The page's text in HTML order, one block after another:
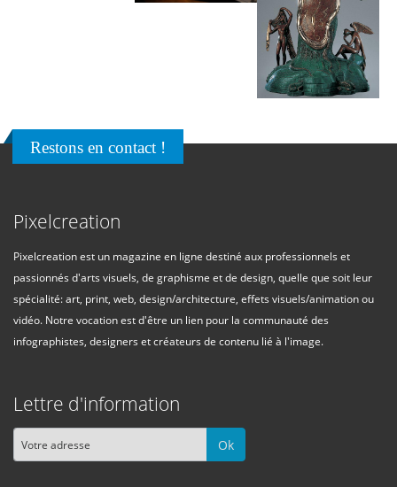
Restons en contact !
Pixelcreation
Pixelcreation est un magazine en ligne destiné aux professionnels et
passionnés d'arts visuels, de graphisme et de design, quelle que soit leur
spécialité: art, print, web, design/architecture, effets visuels/animation ou
vidéo. Notre vocation est d'être un lien pour la communauté des
infographistes, designers et créateurs de contenu lié à l'image.
Lettre d'information
Ok